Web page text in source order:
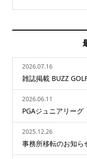
2026.07.16
雑誌掲載 BUZZ
2026.06.11
PGAジュニアリー
2025.12.26
事務所移転のお知ら